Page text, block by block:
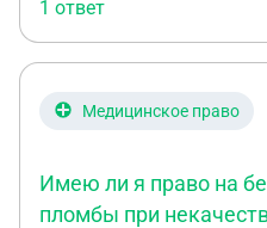
отказывается
что холодильник
товаром и возврату не
талон они не могли
рассчитывать на
планирую более
1 ответ
Медицинское право
Имею ли я право на
пломбы при